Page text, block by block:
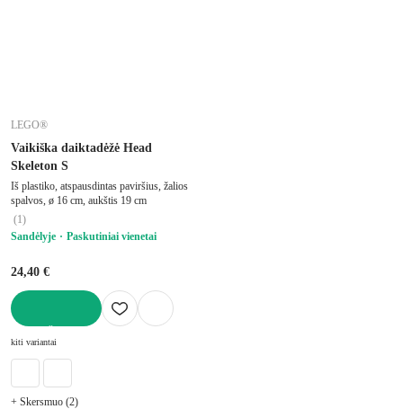
LEGO®
Vaikiška daiktadėžė Head
Skeleton S
Iš plastiko, atspausdintas paviršius, žalios
spalvos, ø 16 cm, aukštis 19 cm
(1)
Sandėlyje
Paskutiniai vienetai
24,40 €
kiti variantai
+ Skersmuo (2)